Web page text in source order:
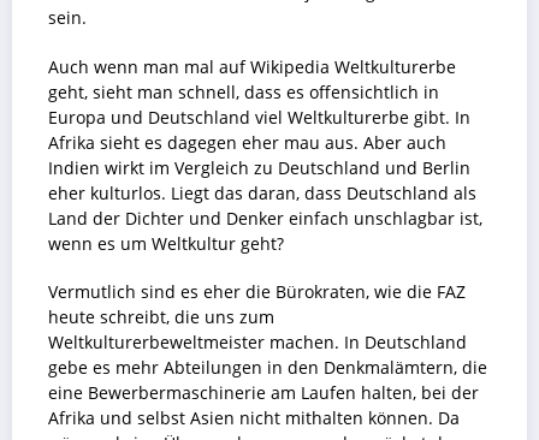
sein.
Auch wenn man mal auf Wikipedia Weltkulturerbe
geht, sieht man schnell, dass es offensichtlich in
Europa und Deutschland viel Weltkulturerbe gibt. In
Afrika sieht es dagegen eher mau aus. Aber auch
Indien wirkt im Vergleich zu Deutschland und Berlin
eher kulturlos. Liegt das daran, dass Deutschland als
Land der Dichter und Denker einfach unschlagbar ist,
wenn es um Weltkultur geht?
Vermutlich sind es eher die Bürokraten, wie die FAZ
heute schreibt, die uns zum
Weltkulturerbeweltmeister machen. In Deutschland
gebe es mehr Abteilungen in den Denkmalämtern, die
eine Bewerbermaschinerie am Laufen halten, bei der
Afrika und selbst Asien nicht mithalten können. Da